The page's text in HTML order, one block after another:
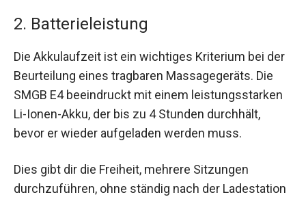
2. Batterieleistung
Die Akkulaufzeit ist ein wichtiges Kriterium bei der
Beurteilung eines tragbaren Massagegeräts. Die
SMGB E4 beeindruckt mit einem leistungsstarken
Li-Ionen-Akku, der bis zu 4 Stunden durchhält,
bevor er wieder aufgeladen werden muss.
Dies gibt dir die Freiheit, mehrere Sitzungen
durchzuführen, ohne ständig nach der Ladestation